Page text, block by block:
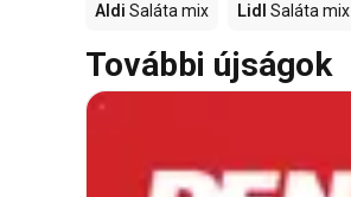
Aldi Saláta mix Lidl Saláta mix
További újságok